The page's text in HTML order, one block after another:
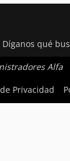
Díganos qué
Alfa
Privacidad